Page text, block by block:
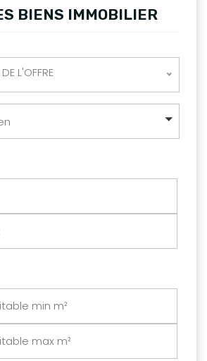
BIENS IMMOBILIER
L'OFFRE